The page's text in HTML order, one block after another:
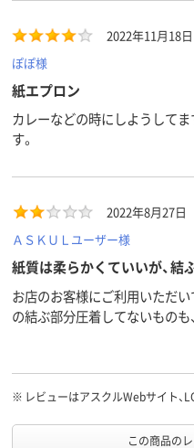
2022年11月18日
ぽぽ様
紙エプロン
カレーなどの時にしようして
す。
2022年8月27日
ＡＳＫＵＬユーザー様
紙質は柔らかくていいが、結
お店のお客様にご利用いただ
の結ぶ部分圧着してないものも
が☆2の理由余りにも多過ぎる
※ レビューはアスクルWebサイト、
この商品の